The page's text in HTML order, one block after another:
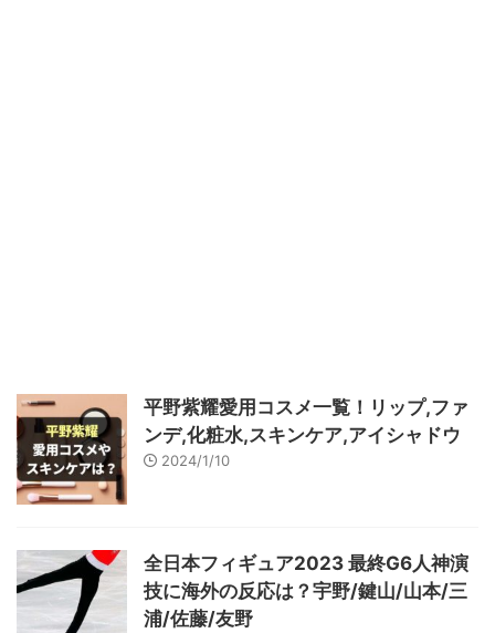
平野紫耀愛用コスメ一覧！リップ,ファ
ンデ,化粧水,スキンケア,アイシャドウ
2024/1/10
全日本フィギュア2023 最終G6人神演
技に海外の反応は？宇野/鍵山/山本/三
浦/佐藤/友野